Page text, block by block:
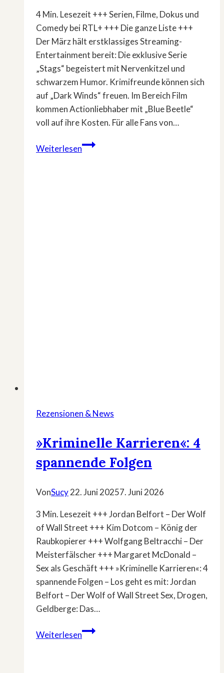
4 Min. Lesezeit +++ Serien, Filme, Dokus und
Comedy bei RTL+ +++ Die ganze Liste +++
Der März hält erstklassiges Streaming-
Entertainment bereit: Die exklusive Serie
„Stags“ begeistert mit Nervenkitzel und
schwarzem Humor. Krimifreunde können sich
auf „Dark Winds“ freuen. Im Bereich Film
kommen Actionliebhaber mit „Blue Beetle“
voll auf ihre Kosten. Für alle Fans von…
WeiterlesenDie
Rezensionen & News
»Kriminelle Karrieren«: 4
spannende Folgen
VonSucy22. Juni 20257. Juni 2026
3 Min. Lesezeit +++ Jordan Belfort – Der Wolf
of Wall Street +++ Kim Dotcom – König der
Raubkopierer +++ Wolfgang Beltracchi – Der
Meisterfälscher +++ Margaret McDonald –
Sex als Geschäft +++ »Kriminelle Karrieren«: 4
spannende Folgen – Los geht es mit: Jordan
Belfort – Der Wolf of Wall Street Sex, Drogen,
Geldberge: Das…
Weiterlesen»Kriminelle